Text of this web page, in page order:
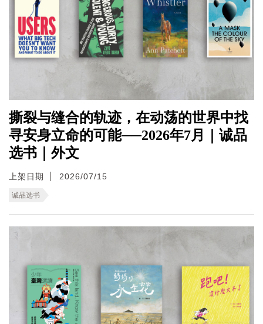
撕裂与缝合的轨迹，在动荡的世界中找
寻安身立命的可能──2026年7月｜诚品
选书｜外文
上架日期 2026/07/15
诚品选书